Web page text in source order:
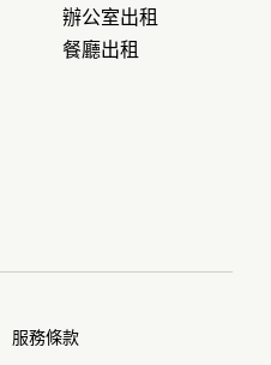
辦公室出租
餐廳出租
服務條款